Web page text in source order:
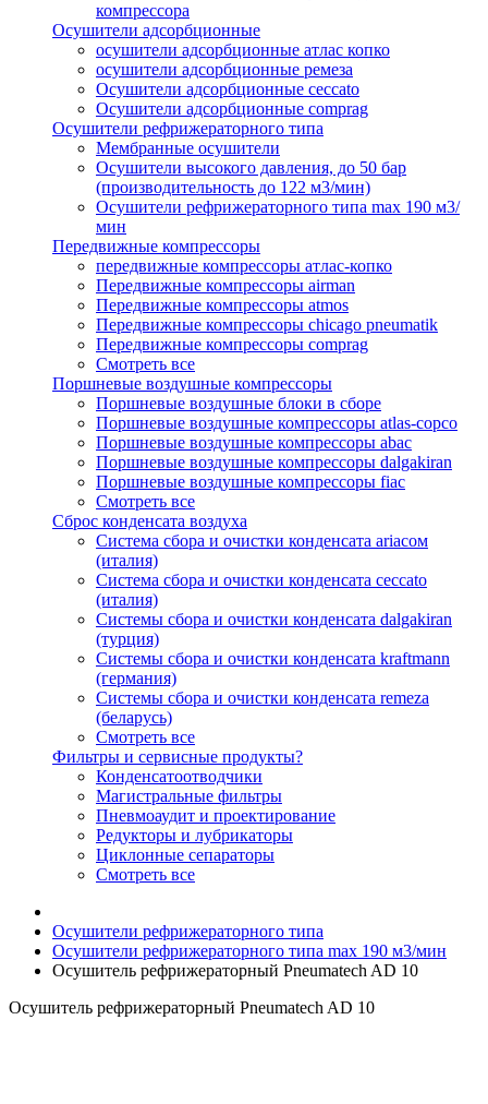
компрессора
Осушители адсорбционные
осушители адсорбционные атлас копко
осушители адсорбционные ремеза
Осушители адсорбционные ceccato
Осушители адсорбционные comprag
Осушители рефрижераторного типа
Мембранные осушители
Осушители высокого давления, до 50 бар
(производительность до 122 м3/мин)
Осушители рефрижераторного типа max 190 м3/
мин
Передвижные компрессоры
передвижные компрессоры атлас-копко
Передвижные компрессоры airman
Передвижные компрессоры atmos
Передвижные компрессоры chicago pneumatik
Передвижные компрессоры comprag
Смотреть все
Поршневые воздушные компрессоры
Поршневые воздушные блоки в сборе
Поршневые воздушные компрессоры atlas-copco
Поршневые воздушные компрессоры abac
Поршневые воздушные компрессоры dalgakiran
Поршневые воздушные компрессоры fiac
Смотреть все
Сброс конденсата воздуха
Система сбора и очистки конденсата ariacом
(италия)
Система сбора и очистки конденсата ceccato
(италия)
Системы сбора и очистки конденсата dalgakiran
(турция)
Системы сбора и очистки конденсата kraftmann
(германия)
Системы сбора и очистки конденсата remeza
(беларусь)
Смотреть все
Фильтры и сервисные продукты?
Конденсатоотводчики
Магистральные фильтры
Пневмоаудит и проектирование
Редукторы и лубрикаторы
Циклонные сепараторы
Смотреть все
Осушители рефрижераторного типа
Осушители рефрижераторного типа max 190 м3/мин
Осушитель рефрижераторный Pneumatech AD 10
Осушитель рефрижераторный Pneumatech AD 10